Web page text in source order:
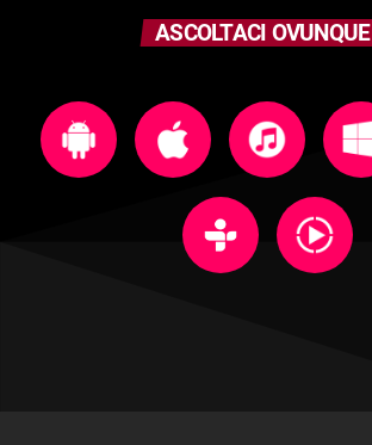
ASCOLTACI OVUNQUE